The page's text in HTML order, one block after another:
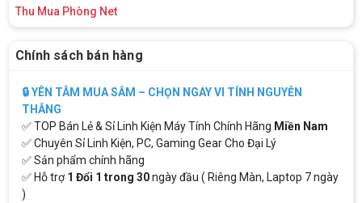
Thu Mua Phòng Net
Chính sách bán hàng
🔒 YÊN TÂM MUA SẮM – CHỌN NGAY VI TÍNH NGUYỄN
THẮNG
✅ TOP Bán Lẻ & Sỉ Linh Kiện Máy Tính Chính Hãng Miền Nam
✅ Chuyên Sỉ Linh Kiện, PC, Gaming Gear Cho Đại Lý
✅ Sản phẩm chính hãng
✅ Hỗ trợ1 Đổi 1 trong 30ngày đầu ( Riêng Màn, Laptop 7 ngày
)